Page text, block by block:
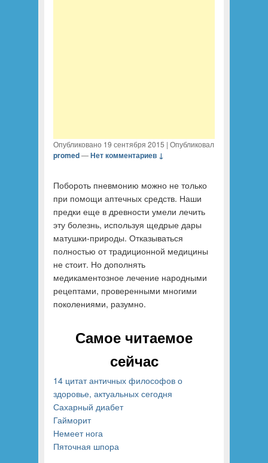
Опубликовано 19 сентября 2015 | Опубликовал
promed—Нет комментариев ↓
Побороть пневмонию можно не только
при помощи аптечных средств. Наши
предки еще в древности умели лечить
эту болезнь, используя щедрые дары
матушки-природы. Отказываться
полностью от традиционной медицины
не стоит. Но дополнять
медикаментозное лечение народными
рецептами, проверенными многими
поколениями, разумно.
Самое читаемое
сейчас
14 цитат античных философов о
здоровье, актуальных сегодня
Сахарный диабет
Гайморит
Немеет нога
Пяточная шпора